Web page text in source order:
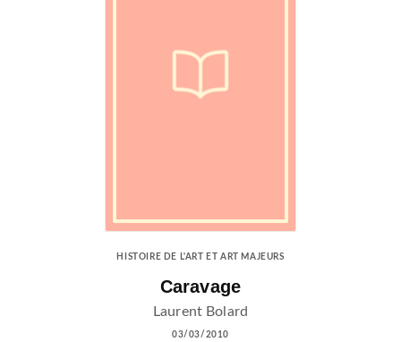
HISTOIRE DE L'ART ET ART MAJEURS
Caravage
Laurent Bolard
03/03/2010